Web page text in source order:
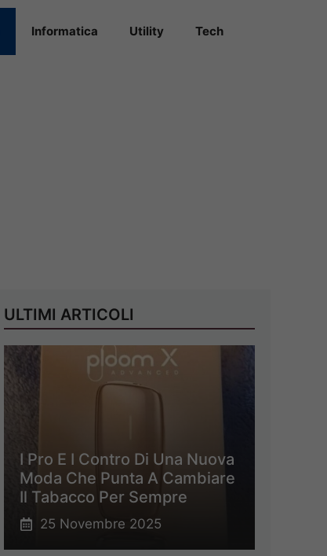
Informatica Utility Tech
ULTIMI ARTICOLI
I Pro E I Contro Di Una Nuova
Moda Che Punta A Cambiare
Il Tabacco Per Sempre
25 Novembre 2025